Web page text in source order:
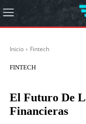
Inicio Fintech
FINTECH
El Futuro De
Financieras